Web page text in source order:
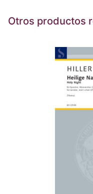
Otros productos